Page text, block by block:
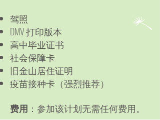
驾照
DMV 打印版本
高中毕业证书
社会保障卡
旧金山居住证明
疫苗接种卡（强烈推荐）
费用 ：参加该计划无需任何费用。